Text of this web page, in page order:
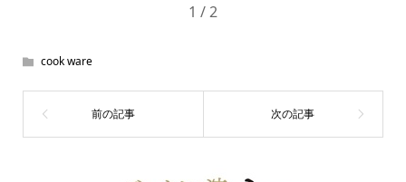
1 / 2
cook ware